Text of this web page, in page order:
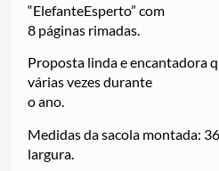
“ElefanteEsperto” com
8 páginas rimadas.
Proposta linda e encantadora
várias vezes durante
o ano.
Medidas da sacola montada:
largura.